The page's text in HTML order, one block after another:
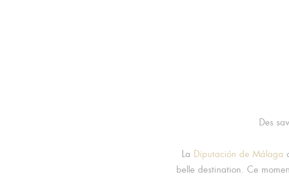
Des
La Diputación de Málaga
belle destination. Ce